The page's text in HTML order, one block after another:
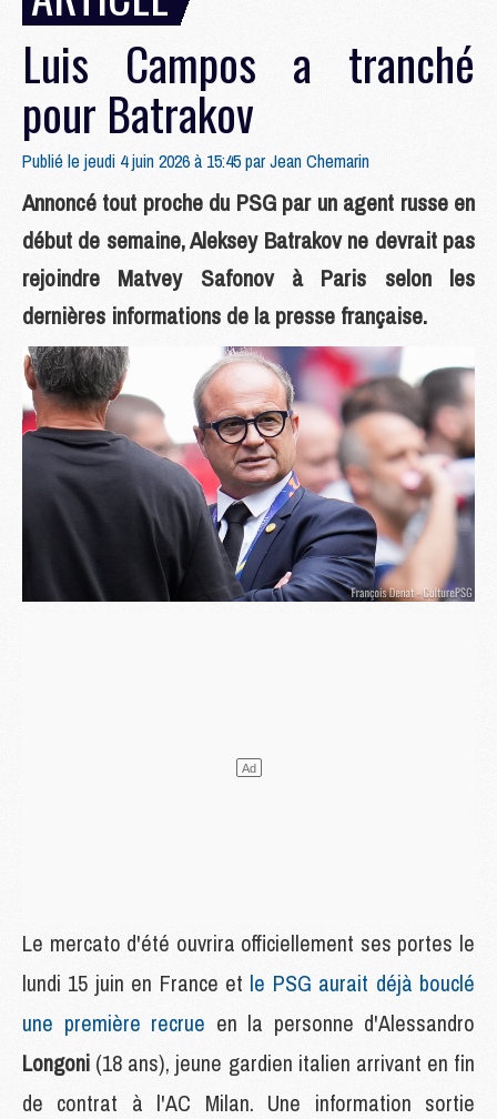
Luis Campos a tranché
pour Batrakov
Publié le jeudi 4 juin 2026 à 15:45 parJean Chemarin
Annoncé tout proche du PSG par un agent russe en
début de semaine, Aleksey Batrakov ne devrait pas
rejoindre Matvey Safonov à Paris selon les
dernières informations de la presse française.
Le mercato d'été ouvrira officiellement ses portes le
lundi 15 juin en France et le PSG aurait déjà bouclé
une première recrue en la personne d'Alessandro
Longoni (18 ans), jeune gardien italien arrivant en fin
de contrat à l'AC Milan. Une information sortie